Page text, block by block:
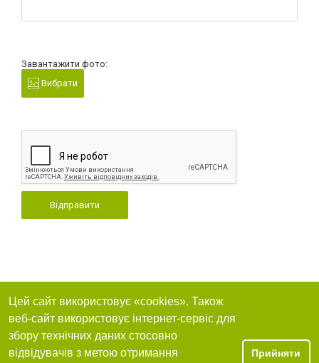
Завантажити фото:
Вибрати
Відправити
Цей сайт використовує «cookies». Також
веб-сайт використовує інтернет-сервіс для
збору технічних даних стосовно
відвідувачів з метою отримання
Прийняти